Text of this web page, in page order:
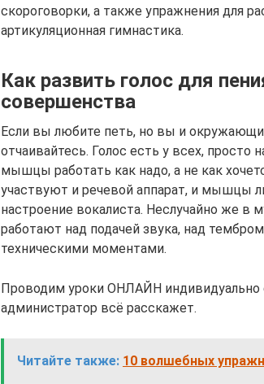
скороговорки, а также упражнения для
артикуляционная гимнастика.
Как развить голос для
совершенства
Если вы любите петь, но вы и
отчаивайтесь. Голос есть у всех, просто
мышцы работать как надо, а не как
участвуют и речевой аппарат, и мышцы
настроение вокалиста. Неслучайно же в
работают над подачей звука, над
техническими моментами.
Проводим уроки ОНЛАЙН индивидуально
администратор всё расскажет.
Читайте также: 10 волшебных